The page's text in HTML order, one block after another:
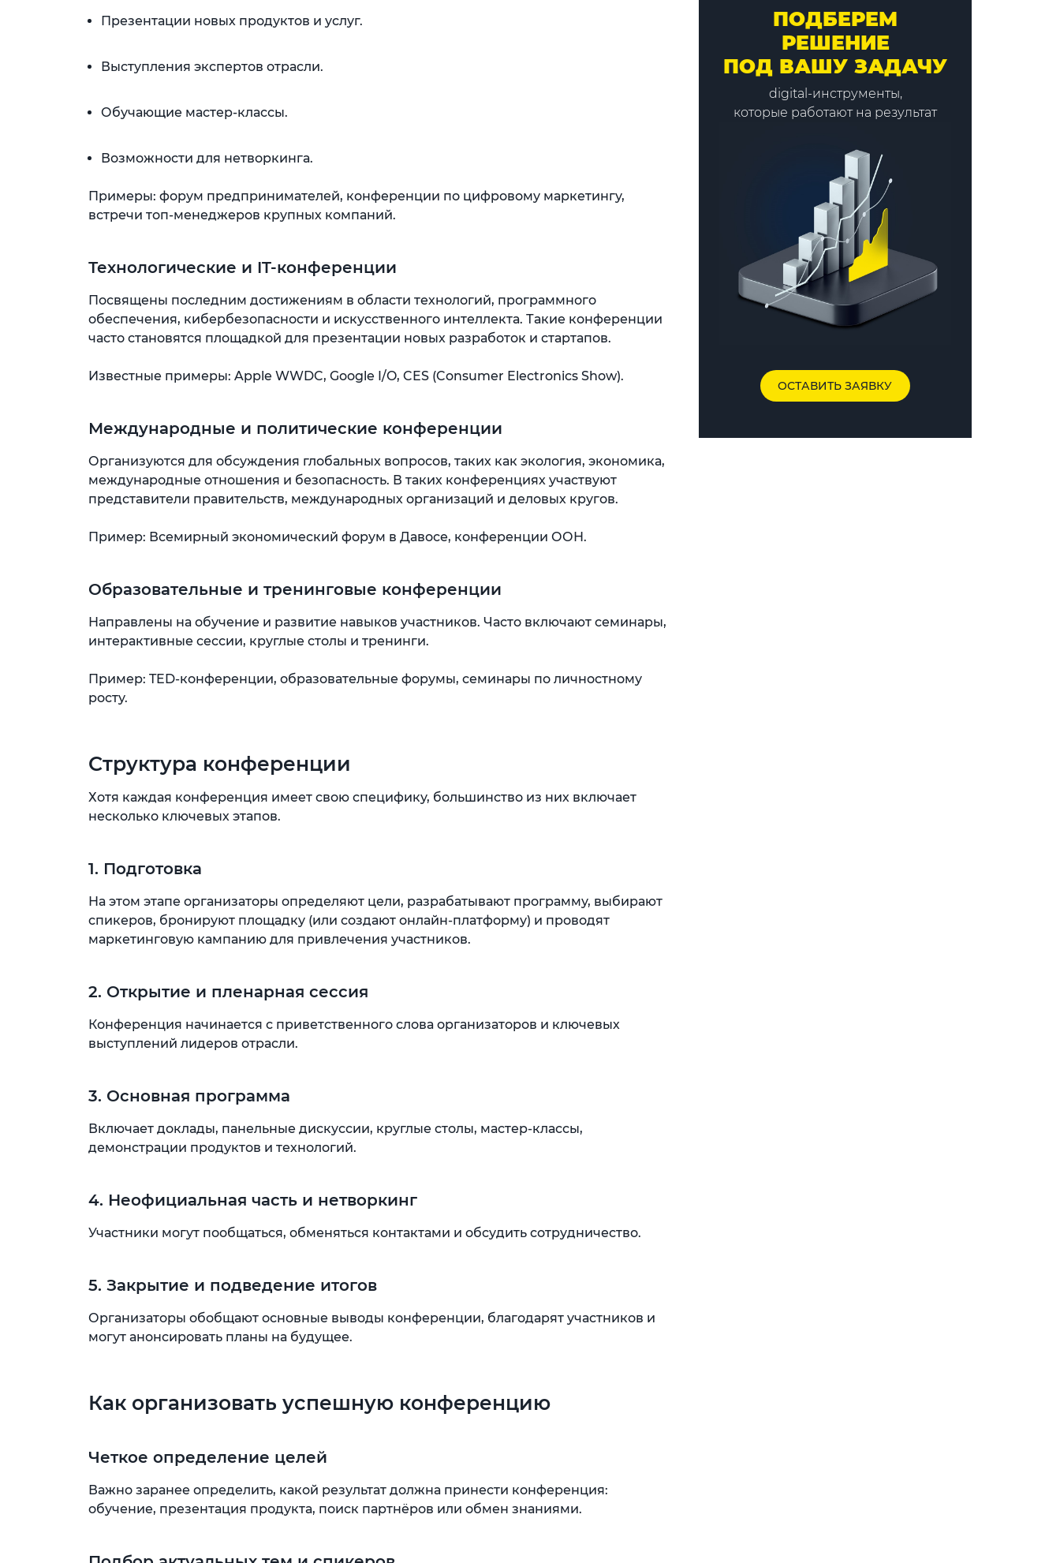
Презентации новых продуктов и услуг.
Выступления экспертов отрасли.
Обучающие мастер-классы.
Возможности для нетворкинга.
Примеры: форум предпринимателей, конференции по цифровому маркетингу,
встречи топ-менеджеров крупных компаний.
Технологические и IT-конференции
Посвящены последним достижениям в области технологий, программного
обеспечения, кибербезопасности и искусственного интеллекта. Такие конференции
часто становятся площадкой для презентации новых разработок и стартапов.
Известные примеры: Apple WWDC, Google I/O, CES (Consumer Electronics Show).
Международные и политические конференции
Организуются для обсуждения глобальных вопросов, таких как экология, экономика,
международные отношения и безопасность. В таких конференциях участвуют
представители правительств, международных организаций и деловых кругов.
Пример: Всемирный экономический форум в Давосе, конференции ООН.
Образовательные и тренинговые конференции
Направлены на обучение и развитие навыков участников. Часто включают семинары,
интерактивные сессии, круглые столы и тренинги.
Пример: TED-конференции, образовательные форумы, семинары по личностному
росту.
Структура конференции
Хотя каждая конференция имеет свою специфику, большинство из них включает
несколько ключевых этапов.
1. Подготовка
На этом этапе организаторы определяют цели, разрабатывают программу, выбирают
спикеров, бронируют площадку (или создают онлайн-платформу) и проводят
маркетинговую кампанию для привлечения участников.
2. Открытие и пленарная сессия
Конференция начинается с приветственного слова организаторов и ключевых
выступлений лидеров отрасли.
3. Основная программа
Включает доклады, панельные дискуссии, круглые столы, мастер-классы,
демонстрации продуктов и технологий.
4. Неофициальная часть и нетворкинг
Участники могут пообщаться, обменяться контактами и обсудить сотрудничество.
5. Закрытие и подведение итогов
Организаторы обобщают основные выводы конференции, благодарят участников и
могут анонсировать планы на будущее.
Как организовать успешную конференцию
Четкое определение целей
Важно заранее определить, какой результат должна принести конференция:
обучение, презентация продукта, поиск партнёров или обмен знаниями.
ПОДБЕРЕМ
РЕШЕНИЕ
ПОД ВАШУ ЗАДАЧУ
digital-инструменты,
которые работают на результат
ОСТАВИТЬ ЗАЯВКУ